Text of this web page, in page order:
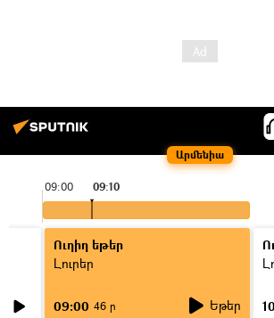
Արմենիա
09:00 09:10
Ուղիղ եթեր
Լուրեր
09:00 46 ր Եթեր